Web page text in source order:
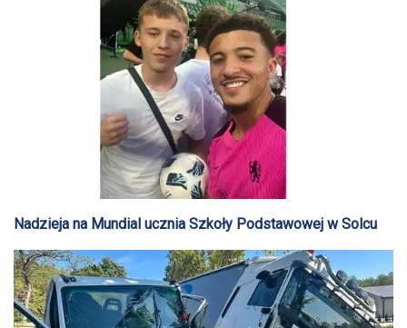
Nadzieja na Mundial ucznia Szkoły Podstawowej w Solcu